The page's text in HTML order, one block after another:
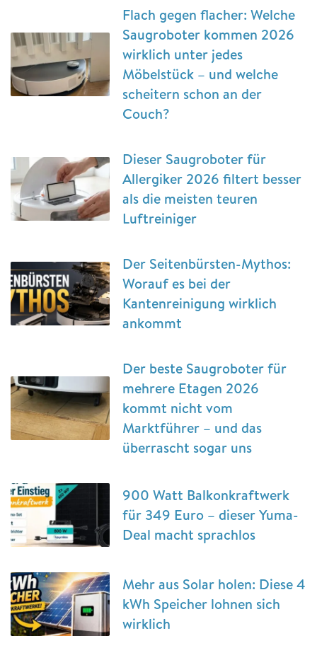
Flach gegen flacher: Welche
Saugroboter kommen 2026
wirklich unter jedes
Möbelstück – und welche
scheitern schon an der
Couch?
Dieser Saugroboter für
Allergiker 2026 filtert besser
als die meisten teuren
Luftreiniger
Der Seitenbürsten-Mythos:
Worauf es bei der
Kantenreinigung wirklich
ankommt
Der beste Saugroboter für
mehrere Etagen 2026
kommt nicht vom
Marktführer – und das
überrascht sogar uns
900 Watt Balkonkraftwerk
für 349 Euro – dieser Yuma-
Deal macht sprachlos
Mehr aus Solar holen: Diese 4
kWh Speicher lohnen sich
wirklich